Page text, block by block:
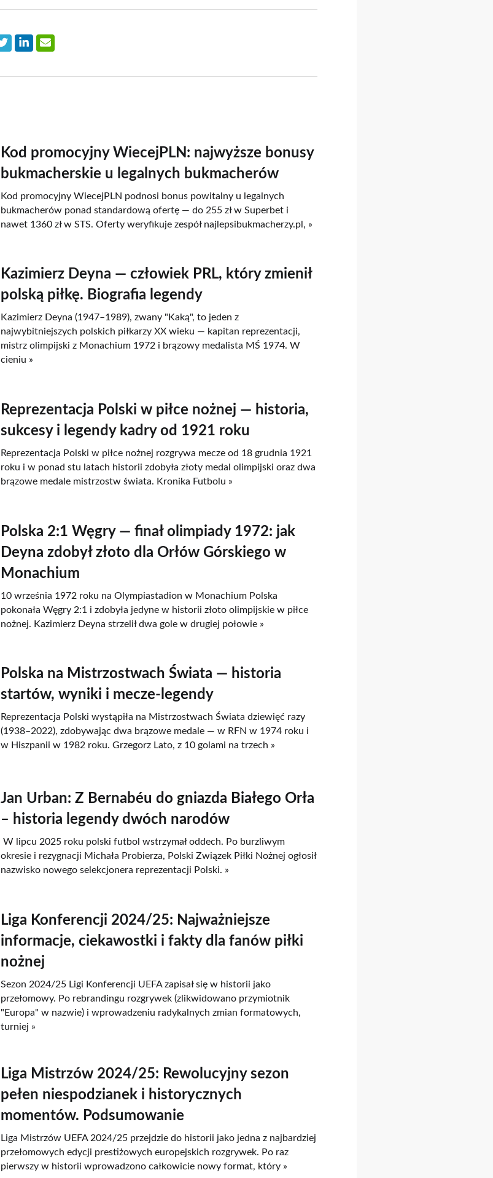
Kod promocyjny WiecejPLN: najwyższe bonusy
bukmacherskie u legalnych bukmacherów
Kod promocyjny WiecejPLN podnosi bonus powitalny u legalnych
bukmacherów ponad standardową ofertę — do 255 zł w Superbet i
nawet 1360 zł w STS. Oferty weryfikuje zespół najlepsibukmacherzy.pl, »
Kazimierz Deyna — człowiek PRL, który zmienił
polską piłkę. Biografia legendy
Kazimierz Deyna (1947–1989), zwany "Kaką", to jeden z
najwybitniejszych polskich piłkarzy XX wieku — kapitan reprezentacji,
mistrz olimpijski z Monachium 1972 i brązowy medalista MŚ 1974. W
cieniu »
Reprezentacja Polski w piłce nożnej — historia,
sukcesy i legendy kadry od 1921 roku
Reprezentacja Polski w piłce nożnej rozgrywa mecze od 18 grudnia 1921
roku i w ponad stu latach historii zdobyła złoty medal olimpijski oraz dwa
brązowe medale mistrzostw świata. Kronika Futbolu »
Polska 2:1 Węgry — finał olimpiady 1972: jak
Deyna zdobył złoto dla Orłów Górskiego w
Monachium
10 września 1972 roku na Olympiastadion w Monachium Polska
pokonała Węgry 2:1 i zdobyła jedyne w historii złoto olimpijskie w piłce
nożnej. Kazimierz Deyna strzelił dwa gole w drugiej połowie »
Polska na Mistrzostwach Świata — historia
startów, wyniki i mecze-legendy
Reprezentacja Polski wystąpiła na Mistrzostwach Świata dziewięć razy
(1938–2022), zdobywając dwa brązowe medale — w RFN w 1974 roku i
w Hiszpanii w 1982 roku. Grzegorz Lato, z 10 golami na trzech »
Jan Urban: Z Bernabéu do gniazda Białego Orła
– historia legendy dwóch narodów
W lipcu 2025 roku polski futbol wstrzymał oddech. Po burzliwym
okresie i rezygnacji Michała Probierza, Polski Związek Piłki Nożnej ogłosił
nazwisko nowego selekcjonera reprezentacji Polski. »
Liga Konferencji 2024/25: Najważniejsze
informacje, ciekawostki i fakty dla fanów piłki
nożnej
Sezon 2024/25 Ligi Konferencji UEFA zapisał się w historii jako
przełomowy. Po rebrandingu rozgrywek (zlikwidowano przymiotnik
"Europa" w nazwie) i wprowadzeniu radykalnych zmian formatowych,
turniej »
Liga Mistrzów 2024/25: Rewolucyjny sezon
pełen niespodzianek i historycznych
momentów. Podsumowanie
Liga Mistrzów UEFA 2024/25 przejdzie do historii jako jedna z najbardziej
przełomowych edycji prestiżowych europejskich rozgrywek. Po raz
pierwszy w historii wprowadzono całkowicie nowy format, który »